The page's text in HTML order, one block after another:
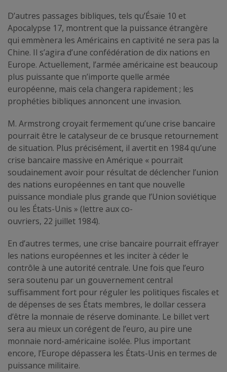
D’autres passages bibliques, tels qu’Ésaïe 10 et
Apocalypse 17, montrent que la puissance étrangère
qui emmènera les Américains en captivité ne sera pas la
Chine. Il s’agira d’une confédération de dix nations en
Europe. Actuellement, l’armée américaine est beaucoup
plus puissante que n’importe quelle armée
européenne, mais cela changera rapidement ; les
prophéties bibliques annoncent une invasion.
M. Armstrong croyait fermement qu’une crise bancaire
pourrait être le catalyseur de ce brusque retournement
de situation. Plus précisément, il avertit en 1984 qu’une
crise bancaire massive en Amérique « pourrait
soudainement avoir pour résultat de déclencher l’union
des nations européennes en tant que nouvelle
puissance mondiale plus grande que l’Union soviétique
ou les États-Unis » (lettre aux co-
ouvriers, 22 juillet 1984).
En d’autres termes, une crise bancaire pourrait effrayer
les nations européennes et les inciter à céder le
contrôle à une autorité centrale. Une fois que l’euro
sera soutenu par un gouvernement central
suffisamment fort pour réguler les politiques fiscales et
de dépenses de ses États membres, le dollar cessera
d’être la monnaie de réserve dominante. Le billet vert
sera au mieux un corégent de l’euro, au pire une
monnaie nord-américaine isolée. Plus important
encore, l’Europe dépassera les États-Unis en termes de
puissance militaire.